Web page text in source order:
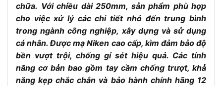
chữa. Với chiều dài 250mm, sản phẩm phù hợp
cho việc xử lý các chi tiết nhỏ đến trung bình
trong ngành công nghiệp, xây dựng và sử dụng
cá nhân. Được mạ Niken cao cấp, kìm đảm bảo độ
bền vượt trội, chống gỉ sét hiệu quả. Các tính
năng cơ bản bao gồm tay cầm chống trượt, khả
năng kẹp chắc chắn và bảo hành chính hãng 12